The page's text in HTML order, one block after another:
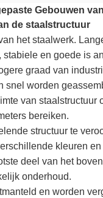
Gebouwen
de staalstructuur
het staalwerk.
stabiele en goede is
graad van
snel worden
van staalstructuur
bereiken.
structuur te
kleuren
deel van het
onderhoud.
en worden